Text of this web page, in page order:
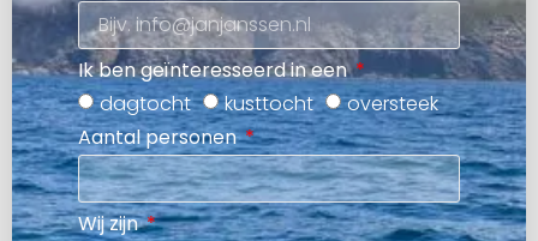
Ik ben geïnteresseerd in een
dagtocht
kusttocht
oversteek
Aantal personen
Wij zijn